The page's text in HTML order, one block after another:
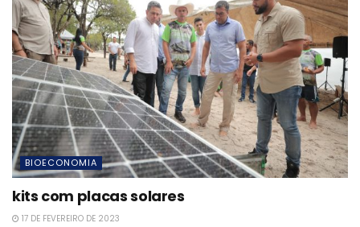
BIOECONOMIA
kits com placas solares
17 DE FEVEREIRO DE 2023